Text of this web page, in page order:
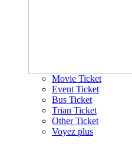
Movie Ticket
Event Ticket
Bus Ticket
Trian Ticket
Other Ticket
Voyez plus